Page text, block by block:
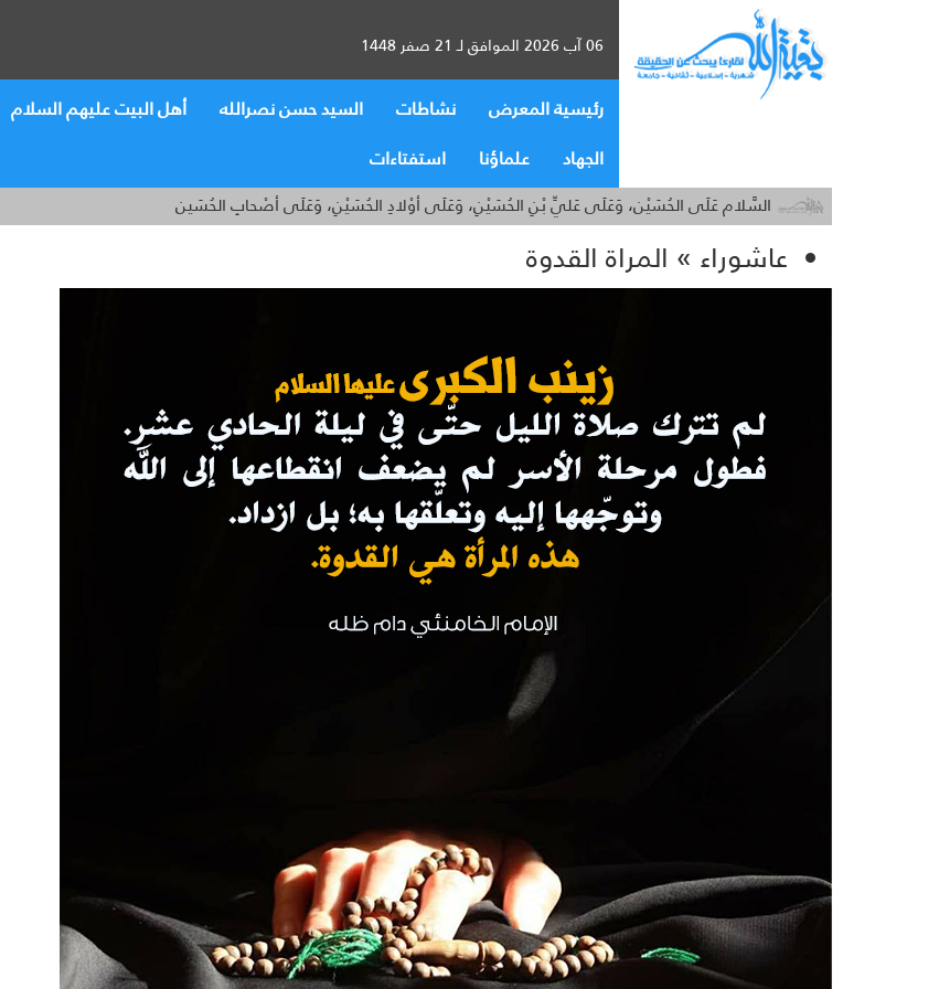
06 آب 2026 الموافق لـ 21 صفر 1448
رئيسية المعرض نشاطات السيد حسن نصرالله أهل البيت عليهم السلام
الجهاد
علماؤنا استفتاءات
السَّلام عَلَى الحُسَيْن، وَعَلَى عَليِّ بْنِ الحُسَيْنِ، وَعَلَى أوْلادِ الحُسَيْنِ، وَعَلَى أصْحابِ الحُسَين
عاشوراء » المراة القدوة